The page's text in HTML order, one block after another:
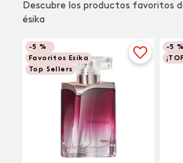
Descubre los productos favoritos
ésika
-5 %
Favoritos Esika
Top Sellers
-5 %